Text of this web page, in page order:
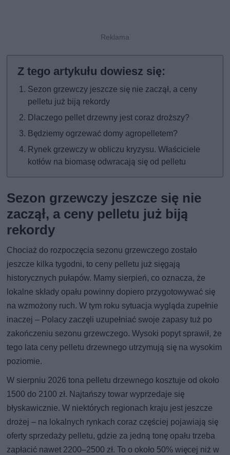
Sezon grzewczy jeszcze się nie zaczął, a ceny
pelletu już biją rekordy
Dlaczego pellet drzewny jest coraz droższy?
Będziemy ogrzewać domy agropelletem?
Rynek grzewczy w obliczu kryzysu. Właściciele
kotłów na biomasę odwracają się od pelletu
Sezon grzewczy jeszcze się nie
zaczął, a ceny pelletu już biją
rekordy
Chociaż do rozpoczęcia sezonu grzewczego zostało
jeszcze kilka tygodni, to ceny pelletu już sięgają
historycznych pułapów. Mamy sierpień, co oznacza, że
lokalne składy opału powinny dopiero przygotowywać się
na wzmożony ruch. W tym roku sytuacja wygląda zupełnie
inaczej – Polacy zaczęli uzupełniać swoje zapasy tuż po
zakończeniu sezonu grzewczego. Wysoki popyt sprawił, że
tego lata ceny pelletu drzewnego utrzymują się na wysokim
poziomie.
W sierpniu 2026 tona pelletu drzewnego kosztuje od około
1500 do 2100 zł. Najtańszy towar wyprzedaje się
błyskawicznie. W niektórych regionach kraju jest jeszcze
drożej – na lokalnych rynkach coraz częściej pojawiają się
oferty sprzedaży pelletu, gdzie za jedną tonę opału trzeba
zapłacić nawet 2200–2500 zł. To o około 50% więcej niż w